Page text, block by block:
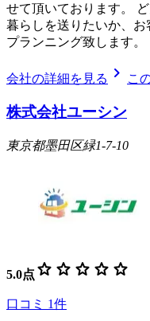
せて頂いております。
暮らしを送りたいか、
プランニング致します。
会社の詳細を見る chevron_right こ
株式会社ユーシン
東京都墨田区緑1-7-10
5.0点 star star star star star
口コミ 1件